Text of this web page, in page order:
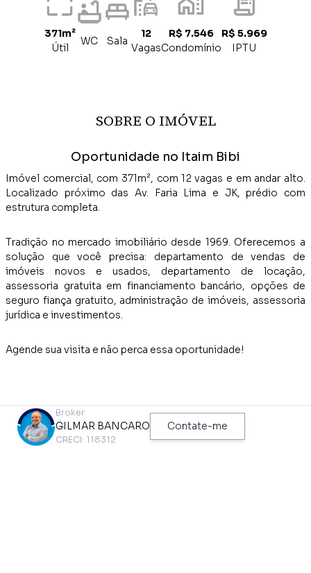
371m²
Útil
WC Sala
12
Vagas
R$ 7.546
Condomínio
R$ 5.969
IPTU
SOBRE O IMÓVEL
Oportunidade no Itaim Bibi
Imóvel comercial, com 371m², com 12 vagas e em andar alto.
Localizado próximo das Av. Faria Lima e JK, prédio com
estrutura completa.
Tradição no mercado imobiliário desde 1969. Oferecemos a
solução que você precisa: departamento de vendas de
imóveis novos e usados, departamento de locação,
assessoria gratuita em financiamento bancário, opções de
seguro fiança gratuito, administração de imóveis, assessoria
jurídica e investimentos.
Agende sua visita e não perca essa oportunidade!
TEM NO IMÓVEL
Broker
GILMAR BANCARO
CRECI: 118312
Contate-me